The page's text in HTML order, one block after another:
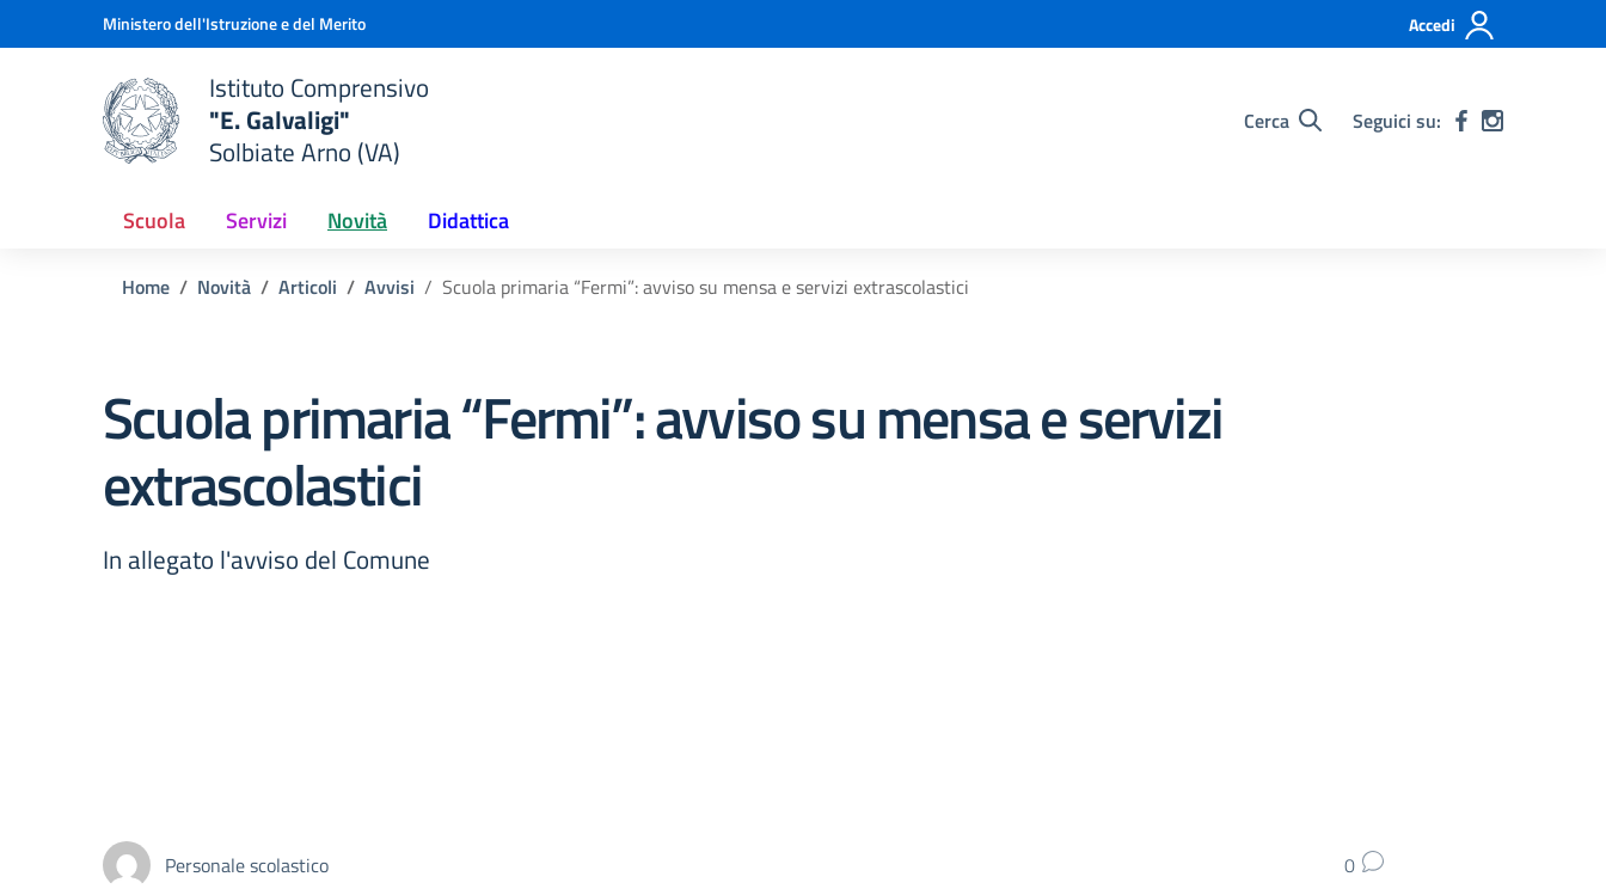
Vai ai contenuti
Vai al menu di navigazioneMinistero dell'Istruzione e del Merito Accedi
scuola
Istituto Comprensivo
"E. Galvaligi"
Solbiate Arno (VA)
Cerca Seguici su:
Scuola Servizi Novità Didattica
Home Novità Articoli Avvisi Scuola primaria “Fermi”: avviso su mensa e servizi extrascolastici
Scuola primaria “Fermi”: avviso su mensa e servizi
extrascolastici
In allegato l'avviso del Comune
Personale scolastico 0